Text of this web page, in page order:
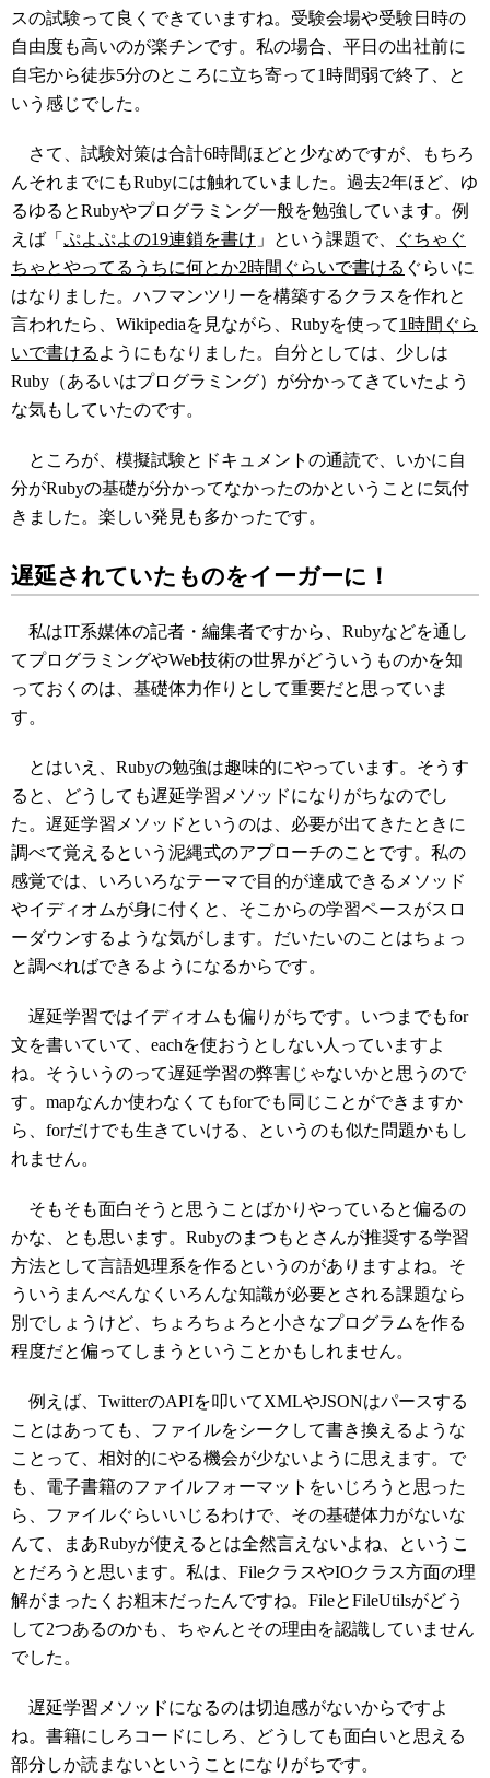
スの試験って良くできていますね。受験会場や受験日時の
自由度も高いのが楽チンです。私の場合、平日の出社前に
自宅から徒歩5分のところに立ち寄って1時間弱で終了、と
いう感じでした。
さて、試験対策は合計6時間ほどと少なめですが、もちろ
んそれまでにもRubyには触れていました。過去2年ほど、ゆ
るゆるとRubyやプログラミング一般を勉強しています。例
えば「 ぷよぷよの19連鎖を書け 」という課題で、
ぐちゃぐ
ちゃとやってるうちに何とか2時間ぐらいで書ける ぐらいに
はなりました。ハフマンツリーを構築するクラスを作れと
言われたら、Wikipediaを見ながら、Rubyを使って1時間ぐら
いで書ける ようにもなりました。自分としては、少しは
Ruby（あるいはプログラミング）が分かってきていたよう
な気もしていたのです。
ところが、模擬試験とドキュメントの通読で、いかに自
分がRubyの基礎が分かってなかったのかということに気付
きました。楽しい発見も多かったです。
遅延されていたものをイーガーに！
私はIT系媒体の記者・編集者ですから、Rubyなどを通し
てプログラミングやWeb技術の世界がどういうものかを知
っておくのは、基礎体力作りとして重要だと思っていま
す。
とはいえ、Rubyの勉強は趣味的にやっています。そうす
ると、どうしても遅延学習メソッドになりがちなのでし
た。遅延学習メソッドというのは、必要が出てきたときに
調べて覚えるという泥縄式のアプローチのことです。私の
感覚では、いろいろなテーマで目的が達成できるメソッド
やイディオムが身に付くと、そこからの学習ペースがスロ
ーダウンするような気がします。だいたいのことはちょっ
と調べればできるようになるからです。
遅延学習ではイディオムも偏りがちです。いつまでもfor
文を書いていて、eachを使おうとしない人っていますよ
ね。そういうのって遅延学習の弊害じゃないかと思うので
す。mapなんか使わなくてもforでも同じことができますか
ら、forだけでも生きていける、というのも似た問題かもし
れません。
そもそも面白そうと思うことばかりやっていると偏るの
かな、とも思います。Rubyのまつもとさんが推奨する学習
方法として言語処理系を作るというのがありますよね。そ
ういうまんべんなくいろんな知識が必要とされる課題なら
別でしょうけど、ちょろちょろと小さなプログラムを作る
程度だと偏ってしまうということかもしれません。
例えば、TwitterのAPIを叩いてXMLやJSONはパースする
ことはあっても、ファイルをシークして書き換えるような
ことって、相対的にやる機会が少ないように思えます。で
も、電子書籍のファイルフォーマットをいじろうと思った
ら、ファイルぐらいいじるわけで、その基礎体力がないな
んて、まあRubyが使えるとは全然言えないよね、というこ
とだろうと思います。私は、FileクラスやIOクラス方面の理
解がまったくお粗末だったんですね。FileとFileUtilsがどう
して2つあるのかも、ちゃんとその理由を認識していません
でした。
遅延学習メソッドになるのは切迫感がないからですよ
ね。書籍にしろコードにしろ、どうしても面白いと思える
部分しか読まないということになりがちです。